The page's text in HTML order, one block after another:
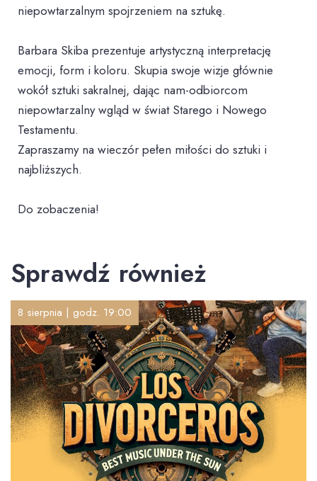
niepowtarzalnym spojrzeniem na sztukę.
Barbara Skiba prezentuje artystyczną interpretację
emocji, form i koloru. Skupia swoje wizje głównie
wokół sztuki sakralnej, dając nam-odbiorcom
niepowtarzalny wgląd w świat Starego i Nowego
Testamentu.
Zapraszamy na wieczór pełen miłości do sztuki i
najbliższych.
Do zobaczenia!
Sprawdź również
8 sierpnia | godz. 19:00